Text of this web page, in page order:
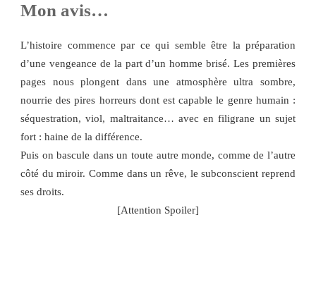
Mon avis…
L’histoire commence par ce qui semble être la préparation
d’une vengeance de la part d’un homme brisé. Les premières
pages nous plongent dans une atmosphère ultra sombre,
nourrie des pires horreurs dont est capable le genre humain :
séquestration, viol, maltraitance… avec en filigrane un sujet
fort : haine de la différence.
Puis on bascule dans un toute autre monde, comme de l’autre
côté du miroir. Comme dans un rêve, le subconscient reprend
ses droits.
[Attention Spoiler]